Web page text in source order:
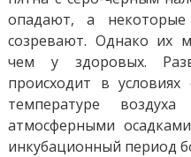
опадают, а
созревают. Однако их
чем у здоровых.
происходит в
температуре
атмосферными
инкубационный период